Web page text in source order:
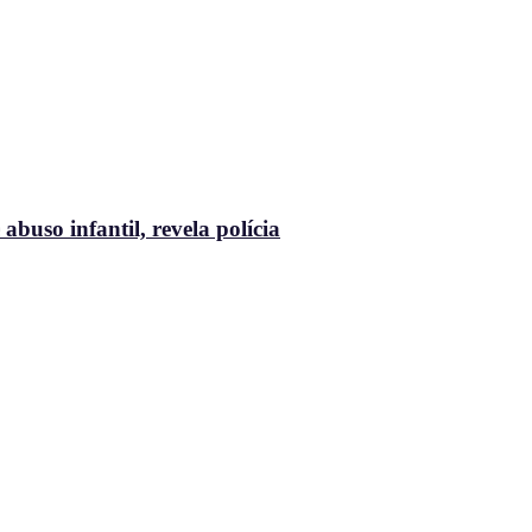
abuso infantil, revela polícia